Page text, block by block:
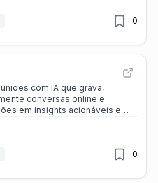
0
com IA que grava,
conversas online e
em insights acionáveis e
0